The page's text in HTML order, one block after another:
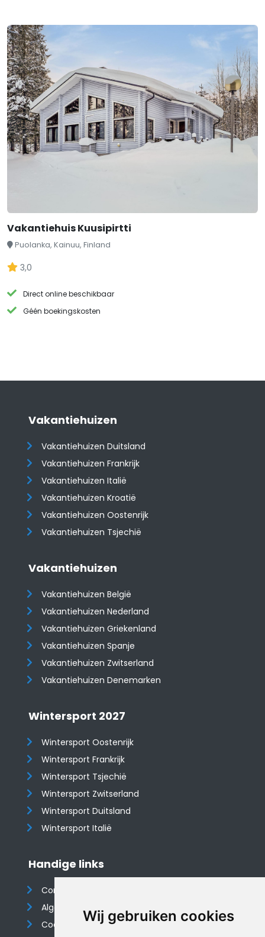
Wij gebruiken cookies
Vakantiehuis Kuusipirtti
Puolanka, Kainuu, Finland
3,0
Direct online beschikbaar
Géén boekingskosten
Vakantiehuizen
Vakantiehuizen Duitsland
Vakantiehuizen Frankrijk
Vakantiehuizen Italië
Vakantiehuizen Kroatië
​​​​​​​Vakantiehuizen Oostenrijk
Vakantiehuizen Tsjechië
Vakantiehuizen
Vakantiehuizen België
Vakantiehuizen Nederland
Vakantiehuizen Griekenland
Vakantiehuizen Spanje
​​​​​​​Vakantiehuizen Zwitserland
Vakantiehuizen Denemarken
Wintersport 2027
Wintersport Oostenrijk
Wintersport Frankrijk
Wintersport Tsjechië
Wintersport Zwitserland
Wintersport Duitsland
Wintersport Italië
Handige links
Contact
Algemene voorwaarden
Cookieverklaring